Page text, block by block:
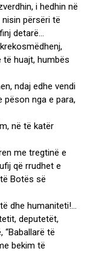
i hedhin në
përsëri të
detarë…
huajt, humbës
ndaj edhe vendi
pëson nga e para,
në të katër
me tregtinë e
që rrudhet e
Botës së
dhe humaniteti!…
deputetët,
“Baballarë të
bekim të